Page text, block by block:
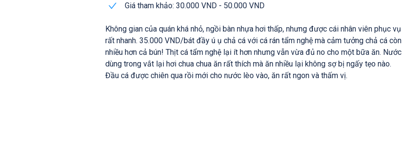
Giá tham khảo: 30.000 VND - 50.000 VND
Không gian của quán khá nhỏ, ngồi bàn nhựa hơi thấp, nhưng được cái nhân viên phục vụ
rất nhanh. 35.000 VND/bát đầy ú ụ chả cá với cá rán tẩm nghệ mà cảm tưởng chả cá còn
nhiều hơn cả bún! Thịt cá tẩm nghệ lại ít hơn nhưng vẫn vừa đủ no cho một bữa ăn. Nước
dùng trong vắt lại hơi chua chua ăn rất thích mà ăn nhiều lại không sợ bị ngấy tẹo nào.
Đầu cá được chiên qua rồi mới cho nước lèo vào, ăn rất ngon và thấm vị.